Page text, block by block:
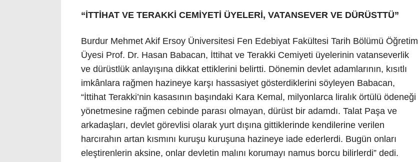
“İTTİHAT VE TERAKKİ CEMİYETİ ÜYELERİ, VATANSEVER VE DÜRÜSTTÜ”
Burdur Mehmet Akif Ersoy Üniversitesi Fen Edebiyat Fakültesi Tarih Bölümü Öğretim
Üyesi Prof. Dr. Hasan Babacan, İttihat ve Terakki Cemiyeti üyelerinin vatanseverlik
ve dürüstlük anlayışına dikkat ettiklerini belirtti. Dönemin devlet adamlarının, kısıtlı
imkânlara rağmen hazineye karşı hassasiyet gösterdiklerini söyleyen Babacan,
“İttihat Terakki’nin kasasının başındaki Kara Kemal, milyonlarca liralık örtülü ödeneği
yönetmesine rağmen cebinde parası olmayan, dürüst bir adamdı. Talat Paşa ve
arkadaşları, devlet görevlisi olarak yurt dışına gittiklerinde kendilerine verilen
harcırahın artan kısmını kuruşu kuruşuna hazineye iade ederlerdi. Bugün onları
eleştirenlerin aksine, onlar devletin malını korumayı namus borcu bilirlerdi” dedi.